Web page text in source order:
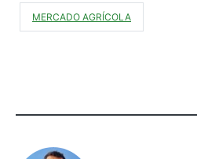
MERCADO AGRÍCOLA